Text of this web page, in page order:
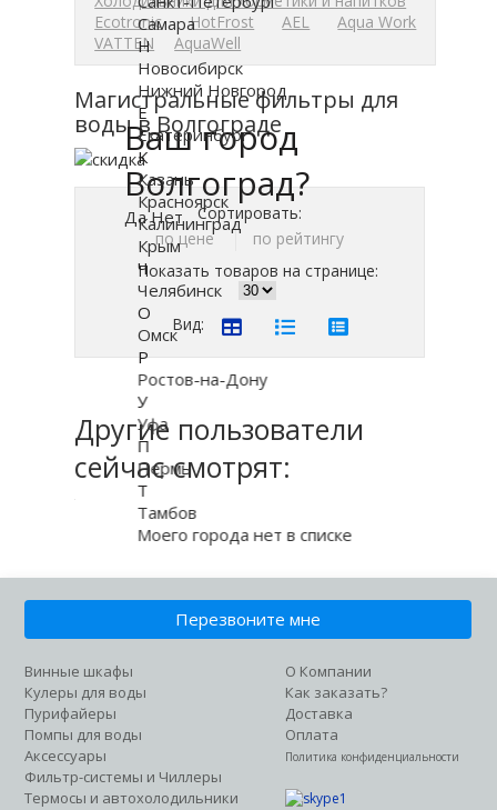
Ecotronic
HotFrost AEL
Aqua Work
VATTEN
AquaWell
Магистральные фильтры для
воды в Волгограде
Сортировать:
по цене
по рейтингу
Показать товаров на странице:
Вид:
Другие пользователи
сейчас смотрят:
Перезвоните мне
Винные шкафы
Кулеры для воды
Пурифайеры
Помпы для воды
Аксессуары
Фильтр-системы и Чиллеры
Термосы и автохолодильники
О Компании
Как заказать?
Доставка
Оплата
Политика конфиденциальности
Ваш город
Волгоград?
Да Нет
Самара
Н
Новосибирск
Нижний Новгород
Е
Екатеринбург
К
Казань
Красноярск
Калининград
Крым
Ч
Челябинск
О
Омск
Р
Ростов-на-Дону
У
Уфа
П
Пермь
Т
Тамбов
Моего города нет в списке